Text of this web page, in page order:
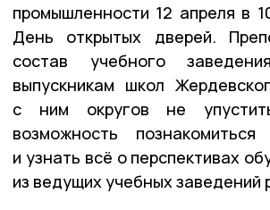
промышленности 12 апреля в
День открытых дверей.
состав учебного
выпускникам школ
с ним округов не
возможность
и узнать всё о перспективах
из ведущих учебных заведений